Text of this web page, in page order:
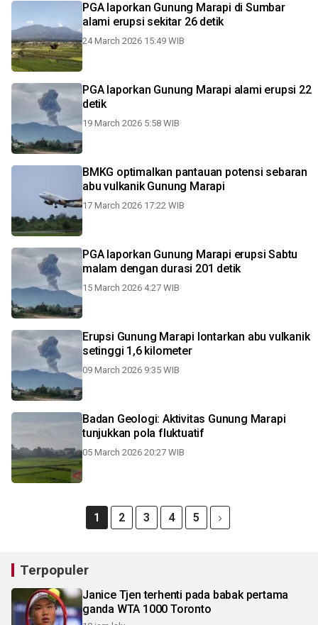
PGA laporkan Gunung Marapi di Sumbar
alami erupsi sekitar 26 detik
24 March 2026 15:49 WIB
PGA laporkan Gunung Marapi alami erupsi 22
detik
19 March 2026 5:58 WIB
BMKG optimalkan pantauan potensi sebaran
abu vulkanik Gunung Marapi
17 March 2026 17:22 WIB
PGA laporkan Gunung Marapi erupsi Sabtu
malam dengan durasi 201 detik
15 March 2026 4:27 WIB
Erupsi Gunung Marapi lontarkan abu vulkanik
setinggi 1,6 kilometer
09 March 2026 9:35 WIB
Badan Geologi: Aktivitas Gunung Marapi
tunjukkan pola fluktuatif
05 March 2026 20:27 WIB
1 2 3 4 5
Terpopuler
Janice Tjen terhenti pada babak pertama
ganda WTA 1000 Toronto